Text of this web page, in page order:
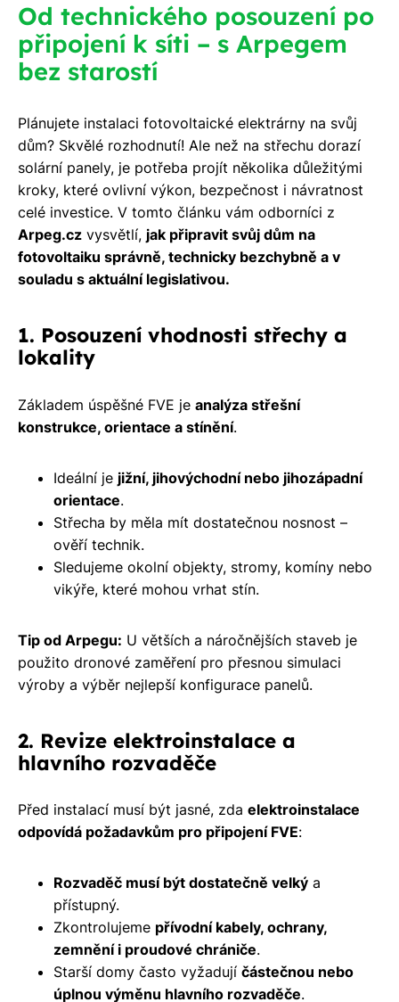
Od technického posouzení po
připojení k síti – s Arpegem
bez starostí
Plánujete instalaci fotovoltaické elektrárny na svůj
dům? Skvělé rozhodnutí! Ale než na střechu dorazí
solární panely, je potřeba projít několika důležitými
kroky, které ovlivní výkon, bezpečnost i návratnost
celé investice. V tomto článku vám odborníci z
Arpeg.cz vysvětlí, jak připravit svůj dům na
fotovoltaiku správně, technicky bezchybně a v
souladu s aktuální legislativou.
1. Posouzení vhodnosti střechy a
lokality
Základem úspěšné FVE je analýza střešní
konstrukce, orientace a stínění.
Ideální je jižní, jihovýchodní nebo jihozápadní
orientace.
Střecha by měla mít dostatečnou nosnost –
ověří technik.
Sledujeme okolní objekty, stromy, komíny nebo
vikýře, které mohou vrhat stín.
Tip od Arpegu: U větších a náročnějších staveb je
použito dronové zaměření pro přesnou simulaci
výroby a výběr nejlepší konfigurace panelů.
2. Revize elektroinstalace a
hlavního rozvaděče
Před instalací musí být jasné, zda elektroinstalace
odpovídá požadavkům pro připojení FVE:
Rozvaděč musí být dostatečně velký a
přístupný.
Zkontrolujeme přívodní kabely, ochrany,
zemnění i proudové chrániče.
Starší domy často vyžadují částečnou nebo
úplnou výměnu hlavního rozvaděče.